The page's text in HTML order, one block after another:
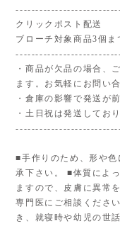
クリックポスト配送
ブローチ対象商品3個ま
・商品が欠品の場合、
ます。お気軽にお問い
・倉庫の影響で発送が
・土日祝は発送してお
■手作りのため、形や
承下さい。 ■体質によ
ますので、皮膚に異常
専門医にご相談くださ
き、就寝時や幼児の世